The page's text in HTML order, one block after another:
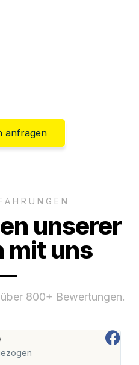
anfragen
unserer
mit uns
800+ Bewertungen.